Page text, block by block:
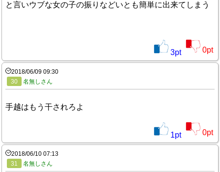
と言いウブな女の子の振りなどいとも簡単に出来てしまう
3pt 0pt
2018/06/09 09:30
30
名無しさん
手越はもう干されろよ
1pt 0pt
2018/06/10 07:13
31
名無しさん